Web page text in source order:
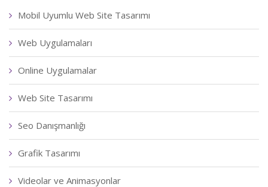
Mobil Uyumlu Web Site Tasarımı
Web Uygulamaları
Online Uygulamalar
Web Site Tasarımı
Seo Danışmanlığı
Grafik Tasarımı
Videolar ve Animasyonlar